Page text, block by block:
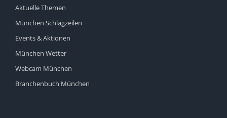
Aktuelle Themen
München Schlagzeilen
Events & Aktionen
München Wetter
Webcam München
Branchenbuch München